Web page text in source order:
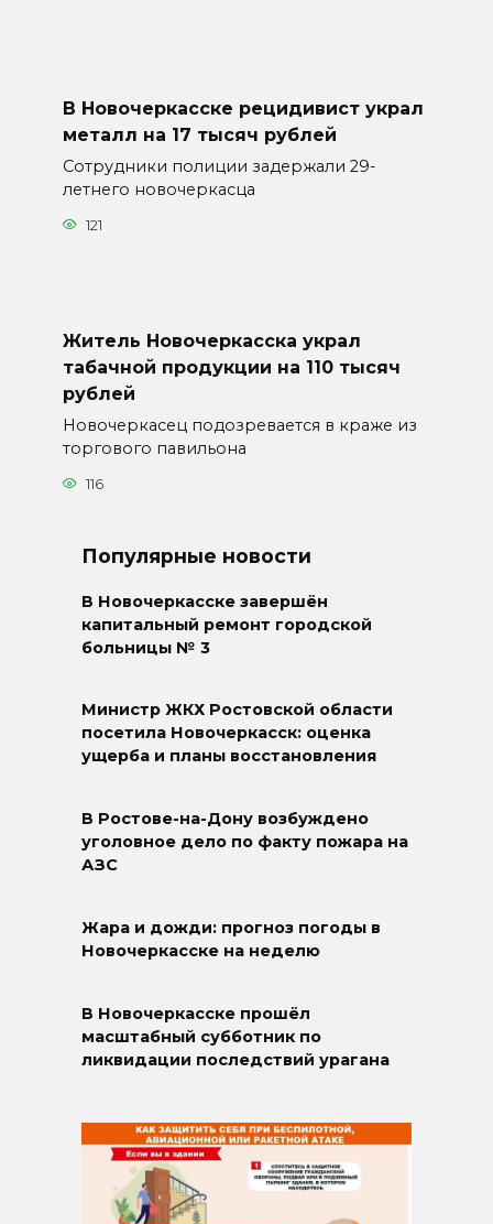
В Новочеркасске рецидивист украл
металл на 17 тысяч рублей
Сотрудники полиции задержали 29-
летнего новочеркасца
121
Житель Новочеркасска украл
табачной продукции на 110 тысяч
рублей
Новочеркасец подозревается в краже из
торгового павильона
116
Популярные новости
В Новочеркасске завершён
капитальный ремонт городской
больницы № 3
Министр ЖКХ Ростовской области
посетила Новочеркасск: оценка
ущерба и планы восстановления
В Ростове-на-Дону возбуждено
уголовное дело по факту пожара на
АЗС
Жара и дожди: прогноз погоды в
Новочеркасске на неделю
В Новочеркасске прошёл
масштабный субботник по
ликвидации последствий урагана